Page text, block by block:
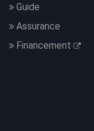
Guide
Assurance
Financement